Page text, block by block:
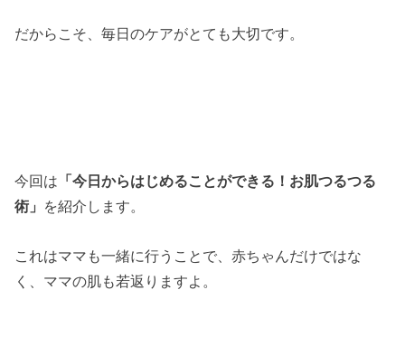
だからこそ、毎日のケアがとても大切です。
今回は 「今日からはじめることができる！お肌つるつる
術」 を紹介します。
これはママも一緒に行うことで、赤ちゃんだけではな
く、ママの肌も若返りますよ。